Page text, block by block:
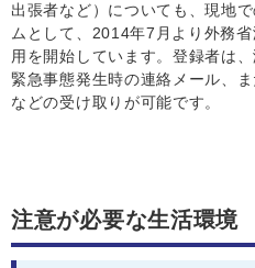
出張者など）についても、現地
ムとして、2014年7月より外務
用を開始しています。登録者は
緊急事態発生時の連絡メール、
などの受け取りが可能です。
注意が必要な生活環境